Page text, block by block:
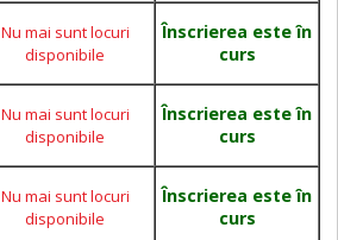
Nu mai sunt locuri
disponibile
Înscrierea este în
curs
Nu mai sunt locuri
disponibile
Înscrierea este în
curs
Nu mai sunt locuri
disponibile
Înscrierea este în
curs